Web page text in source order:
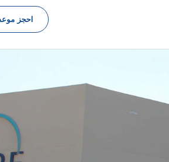
احجز